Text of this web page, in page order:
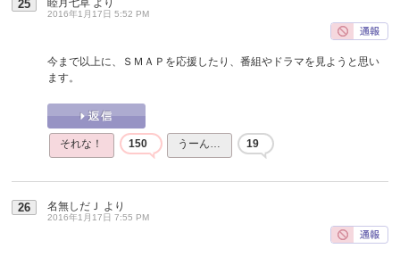
25
2016年1月17日 5:52 PM
今まで以上に、ＳＭＡＰを応援したり、番組やドラマを見ようと思い
ます。
それな！ 150 うーん… 19
26 名無しだＪ より
2016年1月17日 7:55 PM